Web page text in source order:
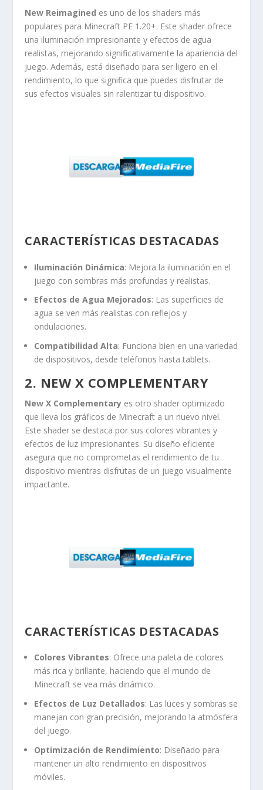
New Reimagined es uno de los shaders más
populares para Minecraft PE 1.20+. Este shader ofrece
una iluminación impresionante y efectos de agua
realistas, mejorando significativamente la apariencia del
juego. Además, está diseñado para ser ligero en el
rendimiento, lo que significa que puedes disfrutar de
sus efectos visuales sin ralentizar tu dispositivo.
CARACTERÍSTICAS DESTACADAS
Iluminación Dinámica: Mejora la iluminación en el
juego con sombras más profundas y realistas.
Efectos de Agua Mejorados: Las superficies de
agua se ven más realistas con reflejos y
ondulaciones.
Compatibilidad Alta: Funciona bien en una variedad
de dispositivos, desde teléfonos hasta tablets.
2. NEW X COMPLEMENTARY
New X Complementary es otro shader optimizado
que lleva los gráficos de Minecraft a un nuevo nivel.
Este shader se destaca por sus colores vibrantes y
efectos de luz impresionantes. Su diseño eficiente
asegura que no comprometas el rendimiento de tu
dispositivo mientras disfrutas de un juego visualmente
impactante.
CARACTERÍSTICAS DESTACADAS
Colores Vibrantes: Ofrece una paleta de colores
más rica y brillante, haciendo que el mundo de
Minecraft se vea más dinámico.
Efectos de Luz Detallados: Las luces y sombras se
manejan con gran precisión, mejorando la atmósfera
del juego.
Optimización de Rendimiento: Diseñado para
mantener un alto rendimiento en dispositivos
móviles.